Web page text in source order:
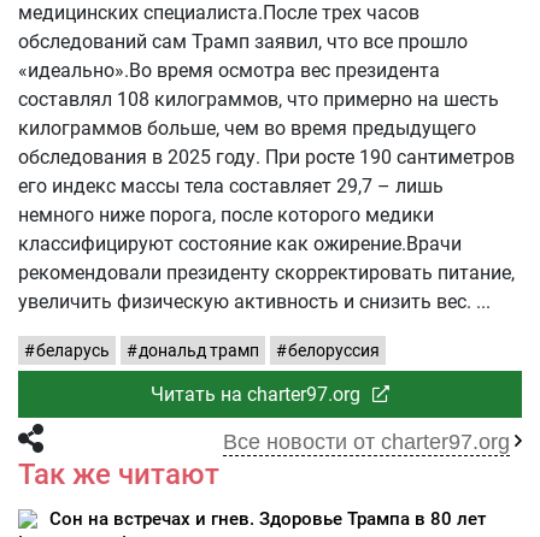
медицинских специалиста.После трех часов
обследований сам Трамп заявил, что все прошло
«идеально».Во время осмотра вес президента
составлял 108 килограммов, что примерно на шесть
килограммов больше, чем во время предыдущего
обследования в 2025 году. При росте 190 сантиметров
его индекс массы тела составляет 29,7 – лишь
немного ниже порога, после которого медики
классифицируют состояние как ожирение.Врачи
рекомендовали президенту скорректировать питание,
увеличить физическую активность и снизить вес.
беларусь дональд трамп белоруссия
Читать на charter97.org
Все новости от charter97.org
Так же читают
Сон на встречах и гнев. Здоровье Трампа в 80 лет